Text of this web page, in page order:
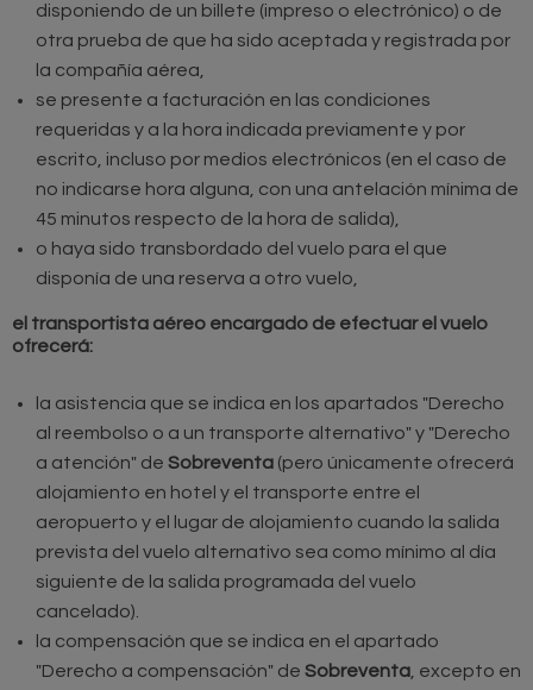
disponiendo de un billete (impreso o electrónico) o de
otra prueba de que ha sido aceptada y registrada por
la compañía aérea,
se presente a facturación en las condiciones
requeridas y a la hora indicada previamente y por
escrito, incluso por medios electrónicos (en el caso de
no indicarse hora alguna, con una antelación mínima de
45 minutos respecto de la hora de salida),
o haya sido transbordado del vuelo para el que
disponía de una reserva a otro vuelo,
el transportista aéreo encargado de efectuar el vuelo
ofrecerá:
la asistencia que se indica en los apartados "Derecho
al reembolso o a un transporte alternativo" y "Derecho
a atención" de Sobreventa (pero únicamente ofrecerá
alojamiento en hotel y el transporte entre el
aeropuerto y el lugar de alojamiento cuando la salida
prevista del vuelo alternativo sea como mínimo al día
siguiente de la salida programada del vuelo
cancelado).
la compensación que se indica en el apartado
"Derecho a compensación" de Sobreventa , excepto en